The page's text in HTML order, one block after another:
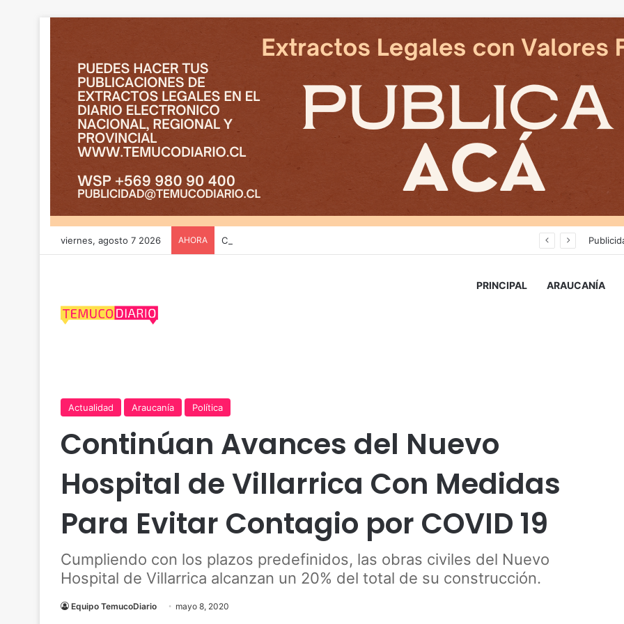
viernes, agosto 7 2026 AHORA
PRINCIPAL ARAUCANÍA
Actualidad Araucanía Política
Continúan Avances del Nuevo
Hospital de Villarrica Con Medidas
Para Evitar Contagio por COVID 19
Cumpliendo con los plazos predefinidos, las obras civiles del Nuevo
Hospital de Villarrica alcanzan un 20% del total de su construcción.
Equipo TemucoDiario mayo 8, 2020